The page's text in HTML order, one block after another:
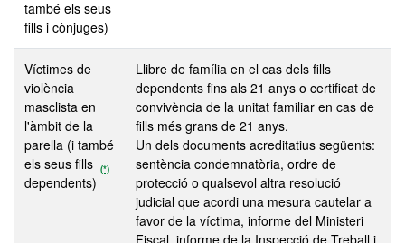
també els seus
fills i cònjuges)
Víctimes de
violència
masclista en
l'àmbit de la
parella (i també
els seus fills
dependents)
(*)
Llibre de família en el cas dels fills
dependents fins als 21 anys o certificat de
convivència de la unitat familiar en cas de
fills més grans de 21 anys.
Un dels documents acreditatius següents:
sentència condemnatòria, ordre de
protecció o qualsevol altra resolució
judicial que acordi una mesura cautelar a
favor de la víctima, informe del Ministeri
Fiscal, informe de la Inspecció de Treball i